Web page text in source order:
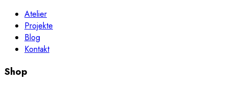
Atelier
Projekte
Blog
Kontakt
Shop